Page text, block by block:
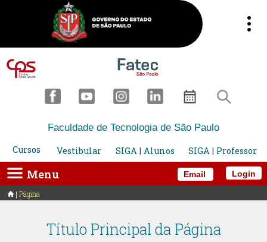
Email
Faculdade de Tecnologia de São Paulo
Cursos
Vestibular SIGA | Alunos SIGA | Professor
Menu Login
Página
Título Principal da Página